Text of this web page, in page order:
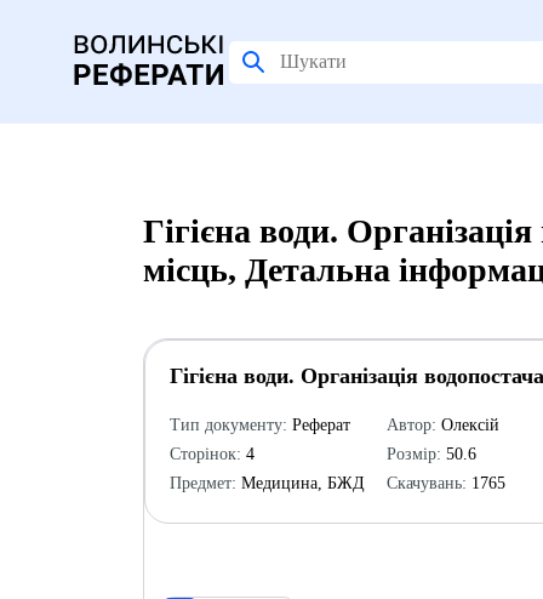
Гігієна води.
місць, Детальна
Гігієна води. Організація
Тип документу: Реферат
Сторінок: 4
Предмет: Медицина, БЖД
Автор: Олексій
Розмір: 50.6
Скачувань: 1765